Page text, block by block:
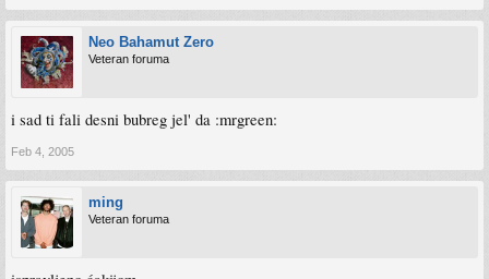
Neo Bahamut Zero
Veteran foruma
i sad ti fali desni bubreg jel' da :mrgreen:
Feb 4, 2005
ming
Veteran foruma